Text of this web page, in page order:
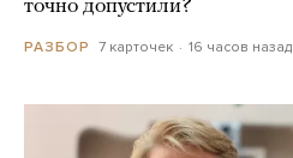
точно допустили?
РАЗБОР 7 карточек 16 часов назад